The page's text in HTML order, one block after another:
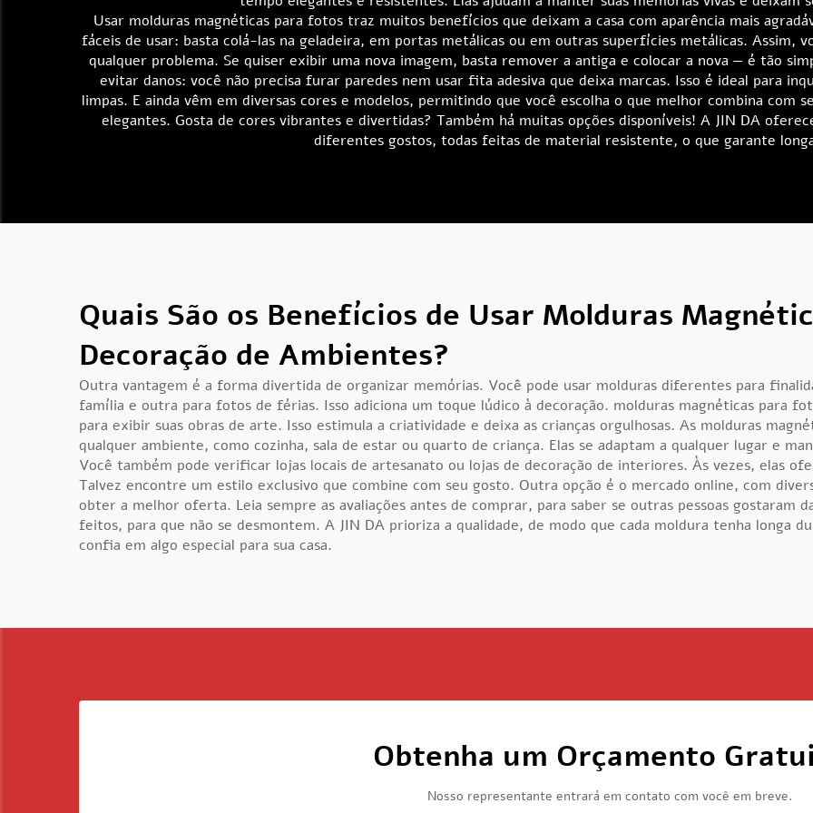
Usar molduras magnéticas para fotos traz muitos benefícios que deixam a casa com aparência mais
fáceis de usar: basta colá-las na geladeira, em portas metálicas ou em outras superfícies metálicas. Assim,
qualquer problema. Se quiser exibir uma nova imagem, basta remover a antiga e colocar a nova — é tão
evitar danos: você não precisa furar paredes nem usar fita adesiva que deixa marcas. Isso é ideal para
limpas. E ainda vêm em diversas cores e modelos, permitindo que você escolha o que melhor combina com
elegantes. Gosta de cores vibrantes e divertidas? Também há muitas opções disponíveis! A JIN DA
diferentes gostos, todas feitas de material resistente, o que garante
Quais São os Benefícios de Usar Molduras
Decoração de Ambientes?
Outra vantagem é a forma divertida de organizar memórias. Você pode usar molduras diferentes para
família e outra para fotos de férias. Isso adiciona um toque lúdico à decoração. molduras magnéticas para
para exibir suas obras de arte. Isso estimula a criatividade e deixa as crianças orgulhosas. As molduras
qualquer ambiente, como cozinha, sala de estar ou quarto de criança. Elas se adaptam a qualquer lugar e
Você também pode verificar lojas locais de artesanato ou lojas de decoração de interiores. Às vezes, elas
Talvez encontre um estilo exclusivo que combine com seu gosto. Outra opção é o mercado online, com
obter a melhor oferta. Leia sempre as avaliações antes de comprar, para saber se outras pessoas gostaram
feitos, para que não se desmontem. A JIN DA prioriza a qualidade, de modo que cada moldura tenha longa
confia em algo especial para sua casa.
Obtenha um Orçamento
Nosso representante entrará em contato com você em breve.